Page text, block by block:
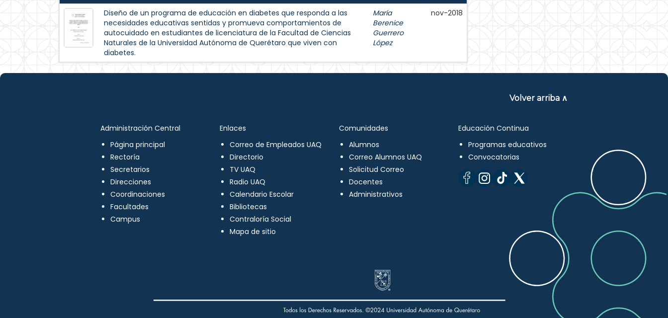
Diseño de un programa de educación en diabetes que responda a las
necesidades educativas sentidas y promueva comportamientos de
autocuidado en estudiantes de licenciatura de la Facultad de Ciencias
Naturales de la Universidad Autónoma de Querétaro que viven con
diabetes.
María
Berenice
Guerrero
López
nov-2018
Volver arriba ∧
Administración Central
Página principal
Rectoría
Secretarios
Direcciones
Coordinaciones
Facultades
Campus
Enlaces
Correo de Empleados UAQ
Directorio
TV UAQ
Radio UAQ
Calendario Escolar
Bibliotecas
Contraloría Social
Mapa de sitio
Comunidades
Alumnos
Correo Alumnos UAQ
Solicitud Correo
Docentes
Administrativos
Educación Continua
Programas educativos
Convocatorias